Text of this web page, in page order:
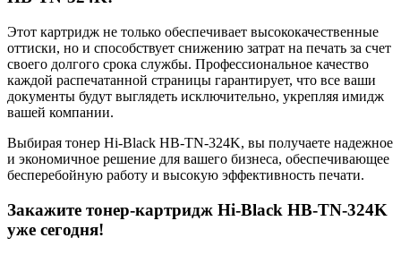
Этот картридж не только обеспечивает высококачественные
оттиски, но и способствует снижению затрат на печать за счет
своего долгого срока службы. Профессиональное качество
каждой распечатанной страницы гарантирует, что все ваши
документы будут выглядеть исключительно, укрепляя имидж
вашей компании.
Выбирая тонер Hi-Black HB-TN-324K, вы получаете надежное
и экономичное решение для вашего бизнеса, обеспечивающее
бесперебойную работу и высокую эффективность печати.
Закажите тонер-картридж Hi-Black HB-TN-324K
уже сегодня!